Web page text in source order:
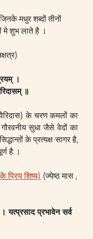
मधुर शब्दों तीनों
मे शुभ लाते है ।
।
॥
के चरण कमलों का
सुधा जैसे वेदों का
के प्रत्यक्ष सागर है,
है ।
प्रिय शिष्य) (ज्येष्ठ मास ,
यत्प्रसाद प्रभावेन सर्व